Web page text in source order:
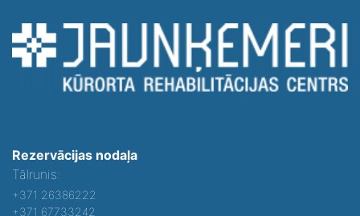
Rezervācijas nodaļa
Tālrunis:
+371 26386222
+371 67733242